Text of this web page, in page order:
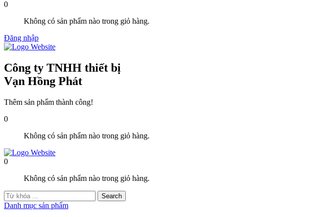
0
Không có sản phẩm nào trong giỏ hàng.
Đăng nhập
Công ty TNHH thiết bị
Vạn Hồng Phát
Thêm sản phẩm thành công!
0
Không có sản phẩm nào trong giỏ hàng.
0
Không có sản phẩm nào trong giỏ hàng.
Danh mục sản phẩm